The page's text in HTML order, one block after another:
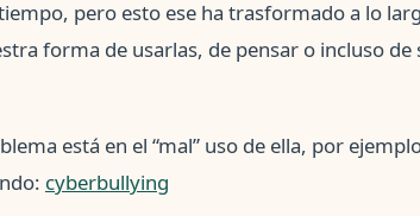
pero esto ese ha trasformado a lo
forma de usarlas, de pensar o incluso de
está en el “mal” uso de ella, por
cyberbullying